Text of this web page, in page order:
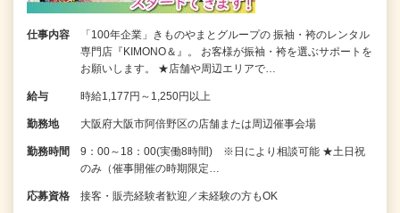
仕事内容
「100年企業」きものやまとグループの 振袖・袴のレンタル
専門店『KIMONO＆』。 お客様が振袖・袴を選ぶサポートを
お願いします。 ★店舗や周辺エリアで…
給与 時給1,177円～1,250円以上
勤務地 大阪府大阪市阿倍野区の店舗または周辺催事会場
勤務時間
9：00～18：00(実働8時間) ※日により相談可能 ★土日祝
のみ（催事開催の時期限定…
応募資格 接客・販売経験者歓迎／未経験の方もOK